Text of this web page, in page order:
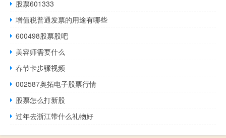
股票601333
增值税普通发票的用途有哪些
600498股票股吧
美容师需要什么
春节卡步骤视频
002587奥拓电子股票行情
股票怎么打新股
过年去浙江带什么礼物好